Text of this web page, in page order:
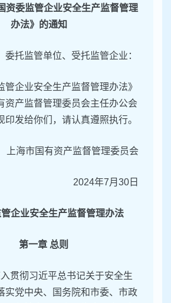
资委监管企业安全生产监督管理
办法》的通知
托监管单位、受托监管企业：
企业安全生产监督管理办法》
资产监督管理委员会主任办公会
印发给你们，请认真遵照执行。
上海市国有资产监督管理委员会
2024年7月30日
企业安全生产监督管理办法
第一章 总则
贯彻习近平总书记关于安全生
实党中央、国务院和市委、市政